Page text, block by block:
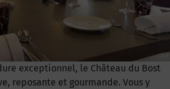
exceptionnel, le Château du Bost
reposante et gourmande. Vous y